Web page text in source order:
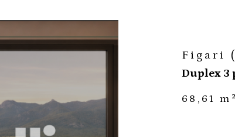
Figari
Duplex 3
68,61 m²